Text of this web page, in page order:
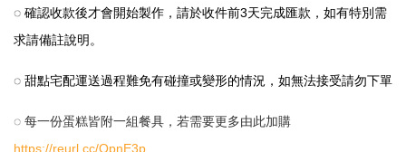
◌ 確認收款後才會開始製作，請於收件前3天完成匯款，如有特別需
求請備註說明。
◌ 甜點宅配運送過程難免有碰撞或變形的情況，如無法接受請勿下單
◌ 每一份蛋糕皆附一組餐具，若需要更多由此加購
https://reurl.cc/QpnE3p